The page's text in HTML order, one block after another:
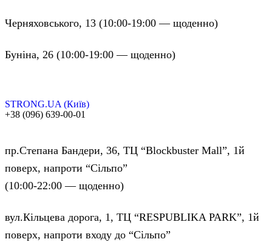
Черняховського, 13 (10:00-19:00 — щоденно)
Буніна, 26 (10:00-19:00 — щоденно)
STRONG.UA (Київ)
+38 (096) 639-00-01
пр.Степана Бандери, 36, ТЦ “Blockbuster Mall”, 1й
поверх, напроти “Сільпо”
(10:00-22:00 — щоденно)
вул.Кільцева дорога, 1, ТЦ “RESPUBLIKA PARK”, 1й
поверх, напроти входу до “Сільпо”